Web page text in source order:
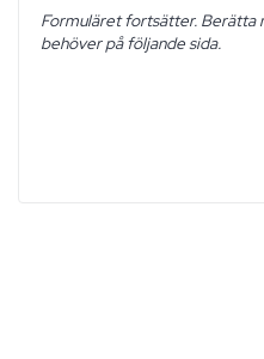
Formuläret fortsätter. Berätta
behöver på följande sida.